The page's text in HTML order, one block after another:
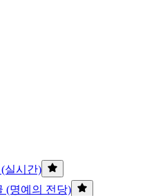
(실시간)
(명예의 전당)